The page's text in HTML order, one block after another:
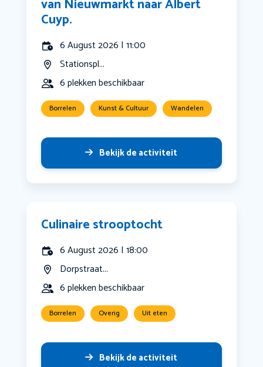
van Nieuwmarkt naar Albert
Cuyp.
6 August 2026 | 11:00
Stationspl...
6 plekken beschikbaar
Borrelen Kunst & Cultuur Wandelen
Bekijk de activiteit
Culinaire strooptocht
6 August 2026 | 18:00
Dorpstraat...
6 plekken beschikbaar
Borrelen Overig Uit eten
Bekijk de activiteit